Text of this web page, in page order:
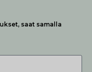
saat samalla